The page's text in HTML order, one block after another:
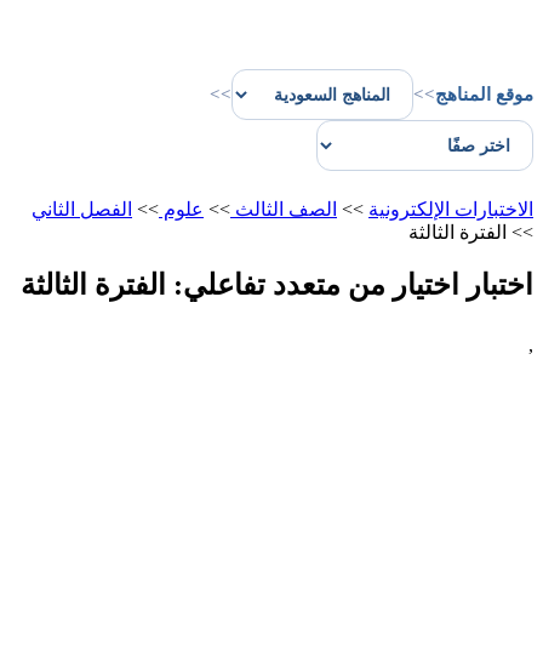
موقع المناهج>>
>>
الاختبارات الإلكترونية >> الصف الثالث >> علوم >> الفصل الثاني
>> الفترة الثالثة
اختبار اختيار من متعدد تفاعلي: الفترة الثالثة